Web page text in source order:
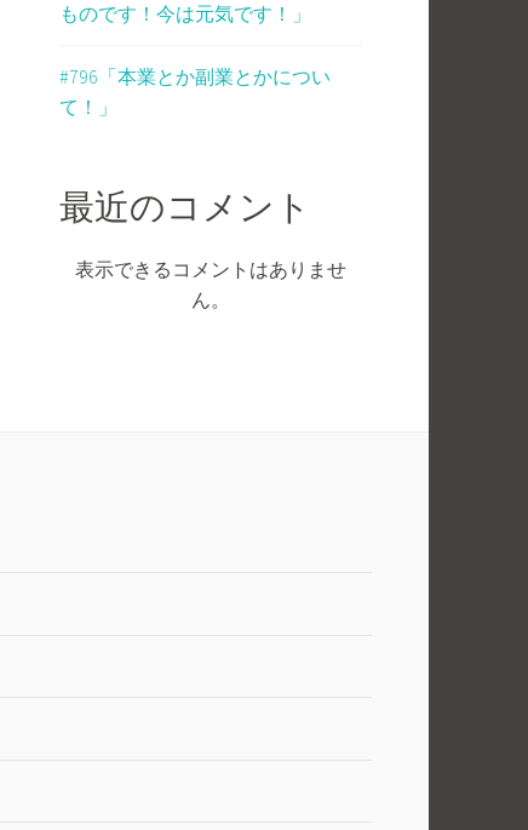
ものです！今は元気です！」
#796「本業とか副業とかについ
て！」
最近のコメント
表示できるコメントはありませ
ん。